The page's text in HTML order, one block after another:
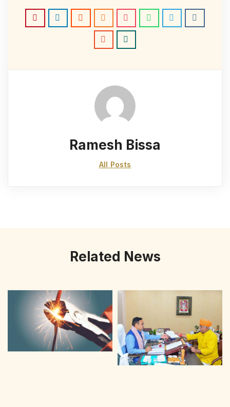
Ramesh Bissa
All Posts
Related News